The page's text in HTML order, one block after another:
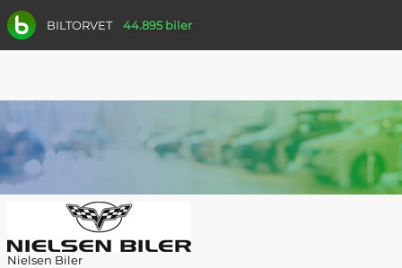
BILTORVET 44.895 biler
Nielsen Biler